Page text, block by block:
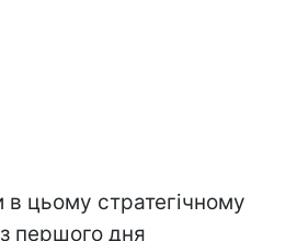
в цьому стратегічному
першого дня